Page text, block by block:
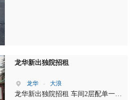
龙华新出独院招租
龙华 - 大浪
龙华新出独院招租 车间2层配单一层